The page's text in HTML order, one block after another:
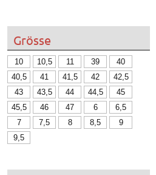
Grösse
10 10,5 11 39
40
40,5
41 41,5 42
42,5
43
43,5 44 44,5
45
45,5
46 47 6
6,5
7
7,5 8 8,5
9
9,5